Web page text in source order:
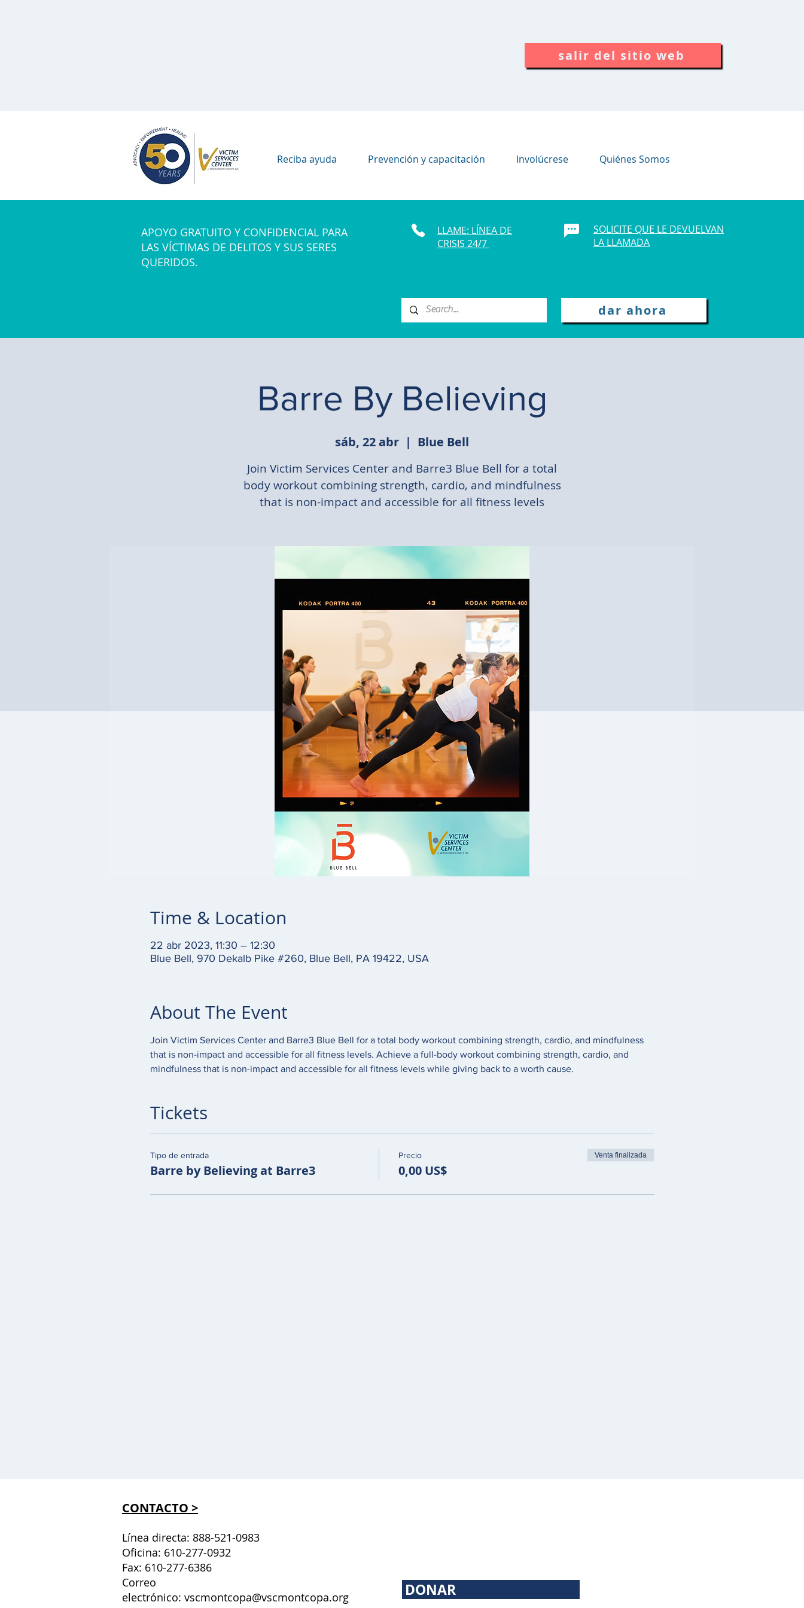
salir del sitio web
Reciba ayuda Prevención y capacitación Involúcrese Quiénes Somos
APOYO GRATUITO Y CONFIDENCIAL PARA
LAS VÍCTIMAS DE DELITOS Y SUS SERES
QUERIDOS.
LLAME: LÍNEA DE
CRISIS 24/7
SOLICITE QUE LE DEVUELVAN
LA LLAMADA
dar ahora
Barre By Believing
sáb, 22 abr
  |
Blue Bell
Join Victim Services Center and Barre3 Blue Bell for a total
body workout combining strength, cardio, and mindfulness
that is non-impact and accessible for all fitness levels
Time & Location
22 abr 2023, 11:30 – 12:30
Blue Bell, 970 Dekalb Pike #260, Blue Bell, PA 19422, USA
About The Event
Join Victim Services Center and Barre3 Blue Bell for a total body workout combining strength, cardio, and mindfulness
that is non-impact and accessible for all fitness levels. Achieve a full-body workout combining strength, cardio, and
mindfulness that is non-impact and accessible for all fitness levels while giving back to a worth cause.
Tickets
Tipo de entrada
Barre by Believing at Barre3
Precio
0,00 US$
Venta finalizada
CONTACTO >
Línea directa: 888-521-0983
Oficina: 610-277-0932
Fax: 610-277-6386
Correo
electrónico: vscmontcopa@vscmontcopa.org
DONAR